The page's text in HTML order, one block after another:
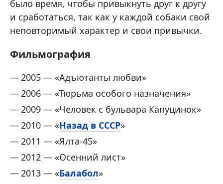
было время, чтобы привыкнуть друг к другу
и сработаться, так как у каждой собаки свой
неповторимый характер и свои привычки.
Фильмография
2005 — «Адъютанты любви»
2006 — «Тюрьма особого назначения»
2009 — «Человек с бульвара Капуцинок»
2010 — «Назад в СССР»
2011 — «Ялта-45»
2012 — «Осенний лист»
2013 — «Балабол»